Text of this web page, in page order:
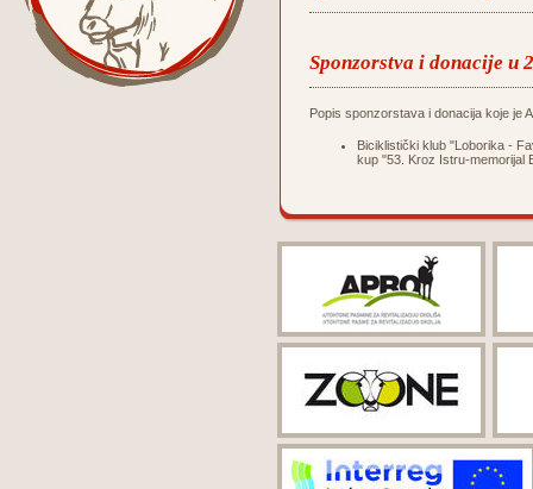
Sponzorstva i donacije u
Popis sponzorstava i donacija koje je
Biciklistički klub "Loborika -
kup "53. Kroz Istru-memorijal